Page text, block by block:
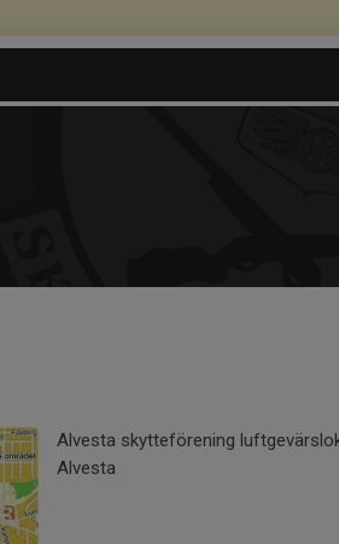
Alvesta skytteförening
Alvesta